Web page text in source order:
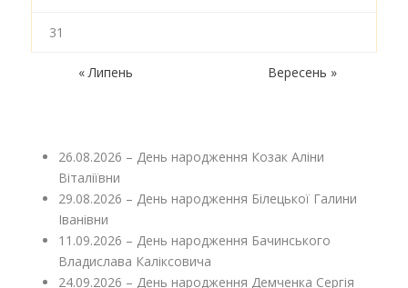
31
« Липень Вересень »
26.08.2026 – День народження Козак Аліни
Віталіївни
29.08.2026 – День народження Білецької Галини
Іванівни
11.09.2026 – День народження Бачинського
Владислава Каліксовича
24.09.2026 – День народження Демченка Сергія